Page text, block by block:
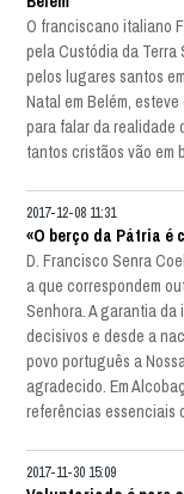
O franciscano italiano
pela Custódia da Terra
pelos lugares santos
Natal em Belém,
para falar da realidade
tantos cristãos vão em
2017-12-08 11:31
«O berço da Pátria é
D. Francisco Senra
a que correspondem
Senhora. A garantia da
decisivos e desde a
povo português a
agradecido. Em
referências essenciais
2017-11-30 15:09